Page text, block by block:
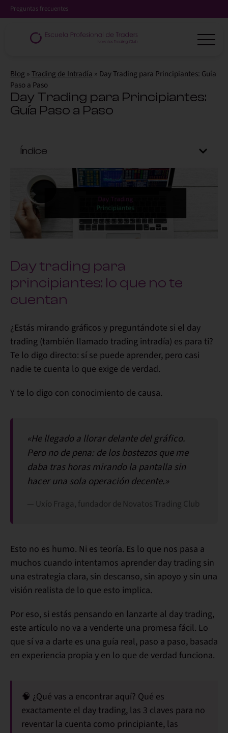
Preguntas frecuentes
Blog »Trading de Intradía » Day Trading para Principiantes: Guía
Paso a Paso
Day Trading para Principiantes:
Guía Paso a Paso
Índice
Day trading para
principiantes: lo que no te
cuentan
¿Estás mirando gráficos y preguntándote si el day
trading (también llamado trading intradía) es para ti?
Te lo digo directo: sí se puede aprender, pero casi
nadie te cuenta lo que exige de verdad.
Y te lo digo con conocimiento de causa.
«He llegado a llorar delante del gráfico.
Pero no de pena: de los bostezos que me
daba tras horas mirando la pantalla sin
hacer una sola operación decente.»
— Uxío Fraga, fundador de Novatos Trading Club
Esto no es humo. Ni es teoría. Es lo que nos pasa a
muchos cuando intentamos aprender day trading sin
una estrategia clara, sin descanso, sin apoyo y sin una
visión realista de lo que esto implica.
Por eso, si estás pensando en lanzarte al day trading,
este artículo no va a venderte una promesa fácil. Lo
que sí va a darte es una guía real, paso a paso, basada
en experiencia propia y en lo que de verdad funciona.
🧠 ¿Qué vas a encontrar aquí? Qué es
exactamente el day trading, las 3 claves para no
reventar la cuenta como principiante, las